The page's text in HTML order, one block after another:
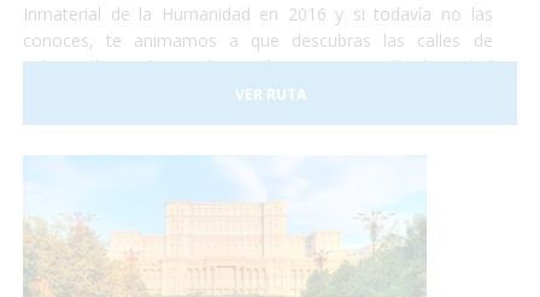
Inmaterial de la Humanidad en 2016 y si todavía no las
conoces, te animamos a que descubras las calles de
Valencia llenas de arte, luz y color. Durante 5 días la ciudad
se convierte en una fiesta continua de luces, música y
fuegos artificiales por todos los rincones. ¡Te proponemos
VER RUTA